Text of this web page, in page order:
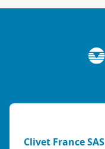
Clivet France SAS